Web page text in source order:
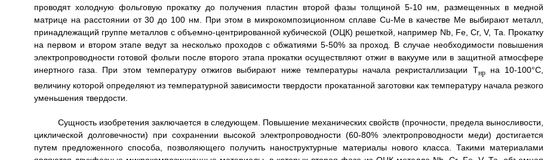
проводят холодную фольговую прокатку до получения пластин второй фазы толщиной 5-10 нм, размещенных в медной
матрице на расстоянии от 30 до 100 нм. При этом в микрокомпозиционном сплаве Cu-Me в качестве Me выбирают металл,
принадлежащий группе металлов с объемно-центрированной кубической (ОЦК) решеткой, например Nb, Fe, Cr, V, Та. Прокатку
на первом и втором этапе ведут за несколько проходов с обжатиями 5-50% за проход. В случае необходимости повышения
электропроводности готовой фольги после второго этапа прокатки осуществляют отжиг в вакууме или в защитной атмосфере
инертного газа. При этом температуру отжигов выбирают ниже температуры начала рекристаллизации Тнр
на 10-100°С,
величину которой определяют из температурной зависимости твердости прокатанной заготовки как температуру начала резкого
уменьшения твердости.
Сущность изобретения заключается в следующем. Повышение механических свойств (прочности, предела выносливости,
циклической долговечности) при сохранении высокой электропроводности (60-80% электропроводности меди) достигается
путем предложенного способа, позволяющего получить наноструктурные материалы нового класса. Такими материалами